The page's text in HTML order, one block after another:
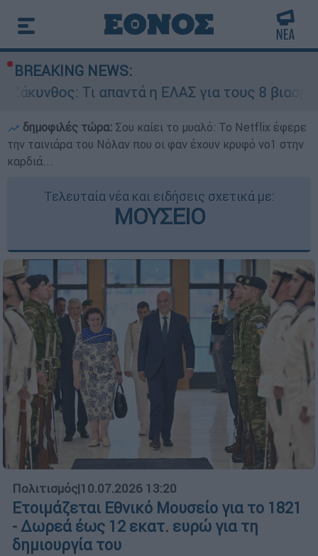
BREAKING NEWS:
απαντά η ΕΛΑΣ για τους 8 βιασμούς
δημοφιλές τώρα: Σου καίει το μυαλό: Το Netflix έφερε
την ταινιάρα του Νόλαν που οι φαν έχουν κρυφό νο1 στην
καρδιά...
Τελευταία νέα και ειδήσεις σχετικά με:
ΜΟΥΣΕΙΟ
Πολιτισμός|10.07.2026 13:20
Ετοιμάζεται Εθνικό Μουσείο για το 1821
- Δωρεά έως 12 εκατ. ευρώ για τη
δημιουργία του